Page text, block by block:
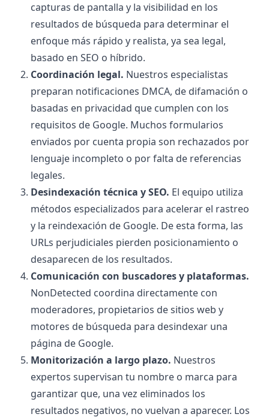
capturas de pantalla y la visibilidad en los
resultados de búsqueda para determinar el
enfoque más rápido y realista, ya sea legal,
basado en SEO o híbrido.
Coordinación legal. Nuestros especialistas
preparan notificaciones DMCA, de difamación o
basadas en privacidad que cumplen con los
requisitos de Google. Muchos formularios
enviados por cuenta propia son rechazados por
lenguaje incompleto o por falta de referencias
legales.
Desindexación técnica y SEO. El equipo utiliza
métodos especializados para acelerar el rastreo
y la reindexación de Google. De esta forma, las
URLs perjudiciales pierden posicionamiento o
desaparecen de los resultados.
Comunicación con buscadores y plataformas.
NonDetected coordina directamente con
moderadores, propietarios de sitios web y
motores de búsqueda para desindexar una
página de Google.
Monitorización a largo plazo. Nuestros
expertos supervisan tu nombre o marca para
garantizar que, una vez eliminados los
resultados negativos, no vuelvan a aparecer. Los